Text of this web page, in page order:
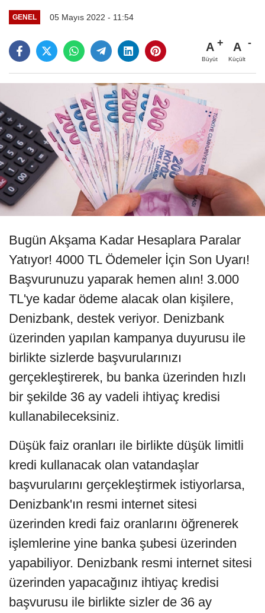
GENEL 05 Mayıs 2022 - 11:54
A
Büyüt
A
Küçült
Bugün Akşama Kadar Hesaplara Paralar
Yatıyor! 4000 TL Ödemeler İçin Son Uyarı!
Başvurunuzu yaparak hemen alın! 3.000
TL'ye kadar ödeme alacak olan kişilere,
Denizbank, destek veriyor. Denizbank
üzerinden yapılan kampanya duyurusu ile
birlikte sizlerde başvurularınızı
gerçekleştirerek, bu banka üzerinden hızlı
bir şekilde 36 ay vadeli ihtiyaç kredisi
kullanabileceksiniz.
Düşük faiz oranları ile birlikte düşük limitli
kredi kullanacak olan vatandaşlar
başvurularını gerçekleştirmek istiyorlarsa,
Denizbank'ın resmi internet sitesi
üzerinden kredi faiz oranlarını öğrenerek
işlemlerine yine banka şubesi üzerinden
yapabiliyor. Denizbank resmi internet sitesi
üzerinden yapacağınız ihtiyaç kredisi
başvurusu ile birlikte sizler de 36 ay